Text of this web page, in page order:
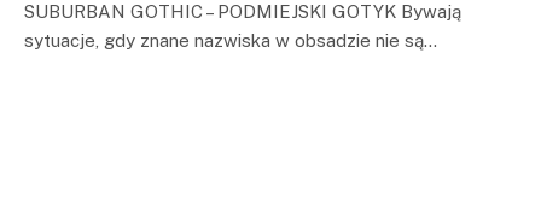
SUBURBAN GOTHIC – PODMIEJSKI GOTYK Bywają
sytuacje, gdy znane nazwiska w obsadzie nie są…